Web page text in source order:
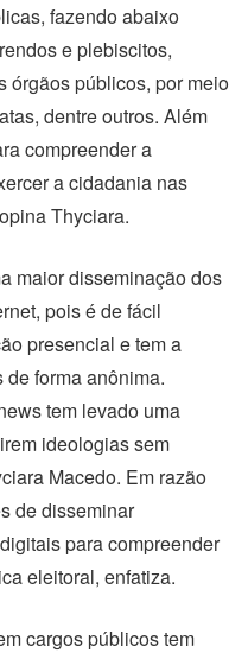
fazendo abaixo
e plebiscitos,
órgãos públicos, por meio
dentre outros. Além
compreender a
a cidadania nas
Thyciara.
maior disseminação dos
pois é de fácil
presencial e tem a
forma anônima.
tem levado uma
ideologias sem
Macedo. Em razão
de disseminar
para compreender
eleitoral, enfatiza.
cargos públicos tem